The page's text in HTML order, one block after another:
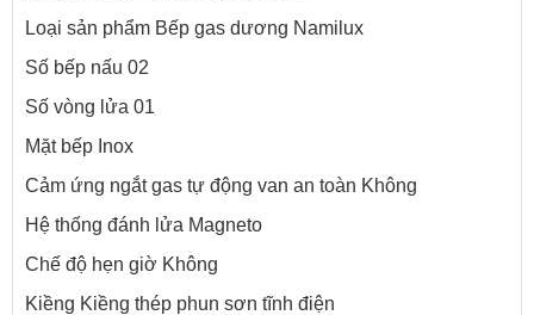
Loại sản phẩm Bếp gas dương Namilux
Số bếp nấu 02
Số vòng lửa 01
Mặt bếp Inox
Cảm ứng ngắt gas tự động van an toàn Không
Hệ thống đánh lửa Magneto
Chế độ hẹn giờ Không
Kiềng Kiềng thép phun sơn tĩnh điện